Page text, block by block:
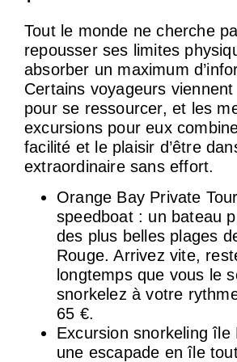
Tout le monde ne cherche
repousser ses limites
absorber un maximum
Certains voyageurs
pour se ressourcer, et les
excursions pour eux
facilité et le plaisir d’être
extraordinaire sans effort.
Orange Bay Private
speedboat : un bateau
des plus belles plages
Rouge. Arrivez vite,
longtemps que vous le
snorkelez à votre
65 €.
Excursion snorkeling île
une escapade en île